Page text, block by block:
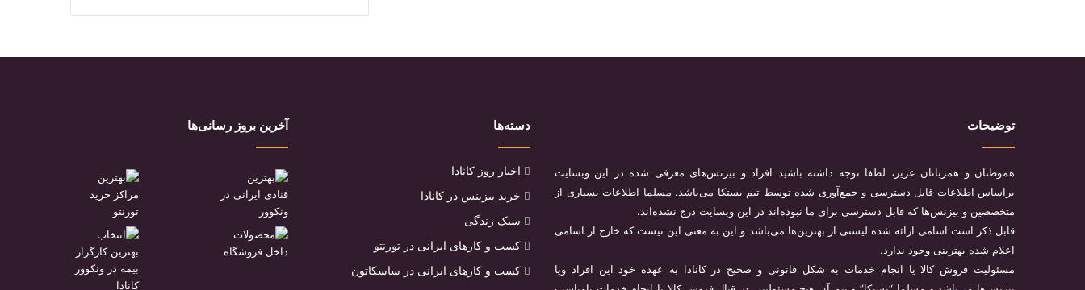
توضیحات
هموطنان و همزبانان عزیز، لطفا توجه داشته باشید افراد و بیزنس‌های معرفی شده در این وبسایت
براساس اطلاعات قابل دسترسی و جمع‌آوری شده توسط تیم بستکا می‌باشد. مسلما اطلاعات بسیاری از
متخصصین و بیزنس‌ها که قابل دسترسی برای ما نبوده‌اند در این وبسایت درج نشده‌اند.
قابل ذکر است اسامی ارائه شده لیستی از بهترین‌ها می‌باشد و این به معنی این نیست که خارج از اسامی
اعلام شده بهترینی وجود ندارد.
مسئولیت فروش کالا یا انجام خدمات به شکل قانونی و صحیح در کانادا به عهده خود این افراد ویا
دسته‌ها
اخبار روز کانادا
خرید بیزینس در کانادا
سبک زندگی
کسب و کارهای ایرانی در تورنتو
کسب و کارهای ایرانی در ساسکاتون
آخرین بروز رسانی‌ها